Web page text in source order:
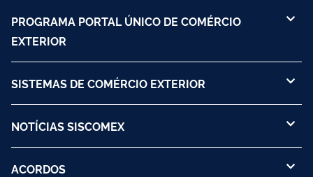
PROGRAMA PORTAL ÚNICO DE COMÉRCIO
EXTERIOR
SISTEMAS DE COMÉRCIO EXTERIOR
NOTÍCIAS SISCOMEX
ACORDOS